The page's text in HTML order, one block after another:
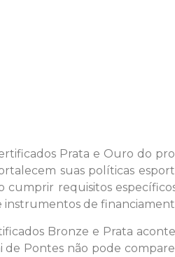
Prata e Ouro do
suas políticas
cumprir requisitos
instrumentos de
Bronze e Prata
Pontes não pode